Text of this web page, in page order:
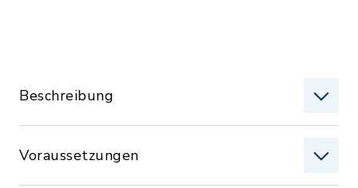
Beschreibung
Voraussetzungen